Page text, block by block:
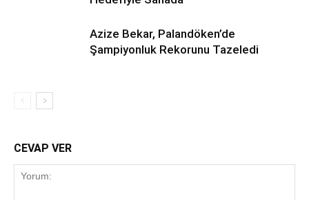
Azize Bekar, Palandöken’de
Şampiyonluk Rekorunu Tazeledi
CEVAP VER